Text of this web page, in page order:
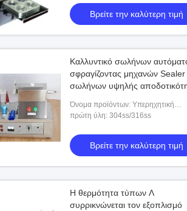
Βρείτε την καλύτερη τιμή
Καλλυντικό σωλήνων
σφραγίζοντας μηχανών Sealer
σωλήνων υψηλής
Όνομα προϊόντων: Υπερηχητική
πλαστική σφραγίζοντας μηχανή
πρώτη ύλη: 304ss/316ss
Βρείτε την καλύτερη τιμή
Η θερμότητα τύπων Λ
συρρικνώνεται τον εξοπλισμό